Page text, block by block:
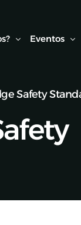
Eventos
Conexión
Webinars
Visitas
Safety